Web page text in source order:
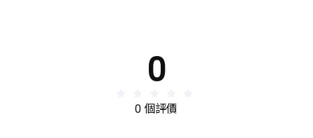
0
0 個評價